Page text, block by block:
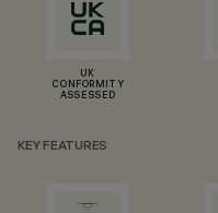
UK
CONFORMITY
ASSESSED
KEY FEATURES